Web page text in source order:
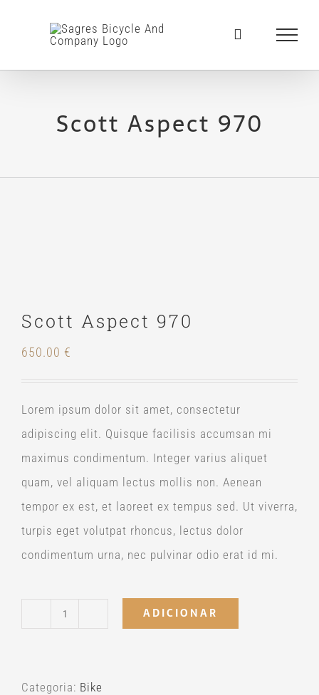
Scott Aspect 970
Scott Aspect 970
650.00 €
Lorem ipsum dolor sit amet, consectetur
adipiscing elit. Quisque facilisis accumsan mi
maximus condimentum. Integer varius aliquet
quam, vel aliquam lectus mollis non. Aenean
tempor ex est, et laoreet ex tempus sed. Ut viverra,
turpis eget volutpat rhoncus, lectus dolor
condimentum urna, nec pulvinar odio erat id mi.
ADICIONAR
Categoria: Bike